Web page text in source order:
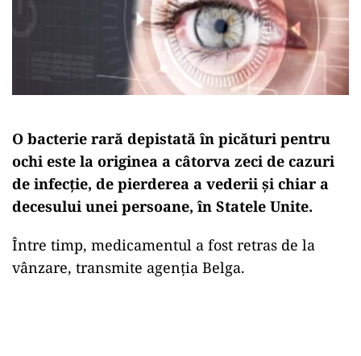
O bacterie rară depistată în picături pentru
ochi este la originea a câtorva zeci de cazuri
de infecție, de pierderea a vederii și chiar a
decesului unei persoane, în Statele Unite.
Între timp, medicamentul a fost retras de la
vânzare, transmite agenția Belga.